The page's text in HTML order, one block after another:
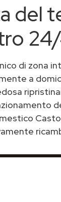
del
di zona
a